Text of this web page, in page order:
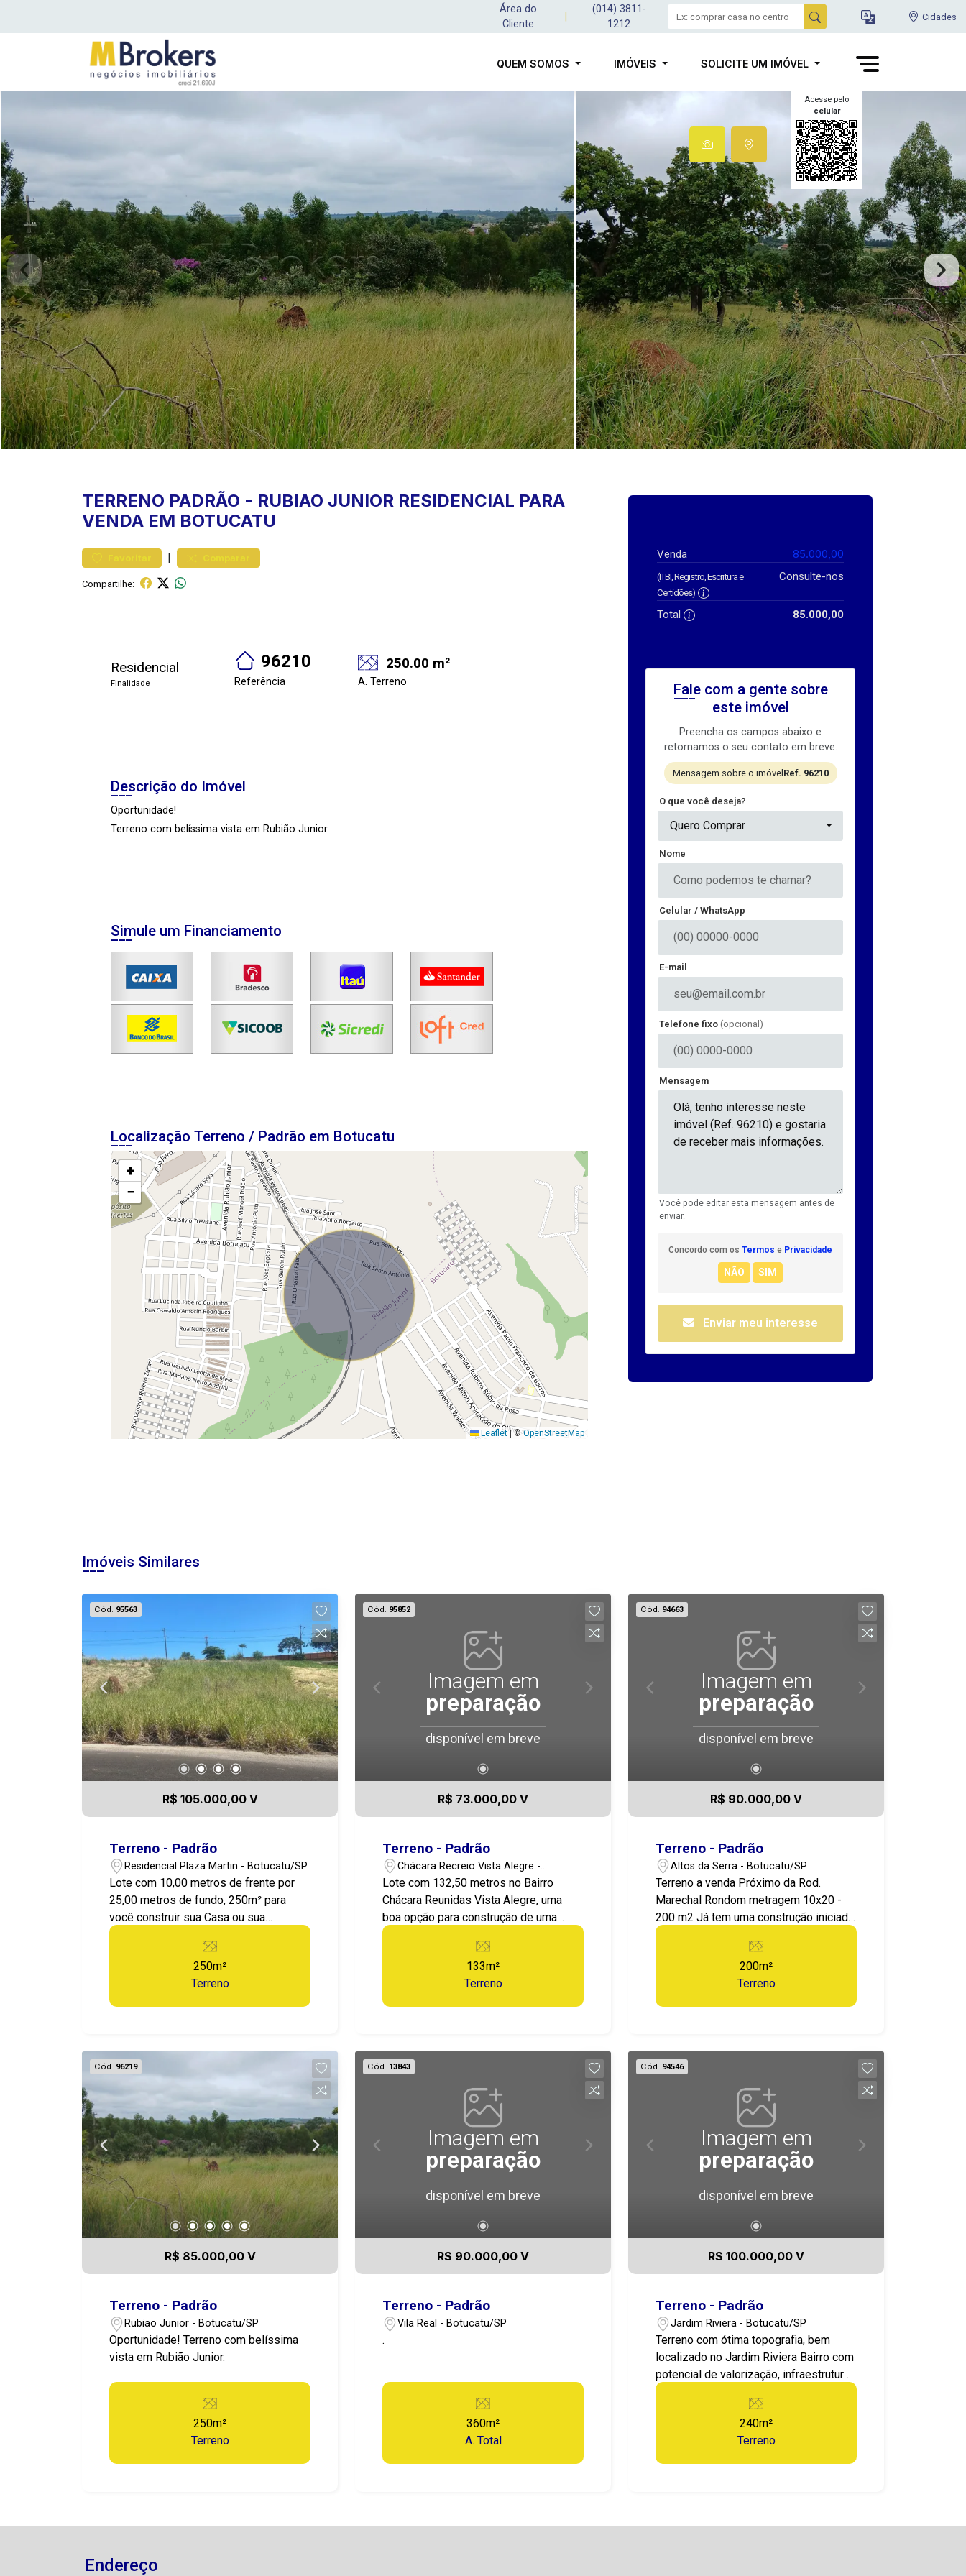
Área do
Cliente
(014) 3811-
1212
Cidades
QUEM SOMOS IMÓVEIS SOLICITE UM IMÓVEL
Acesse pelo
celular
TERRENO PADRÃO - RUBIAO JUNIOR RESIDENCIAL PARA
VENDA EM BOTUCATU
Favoritar | Comparar
Compartilhe:
Residencial
Finalidade
96210
Referência
250.00 m²
A. Terreno
Descrição do Imóvel
Oportunidade!
Terreno com belíssima vista em Rubião Junior.
Simule um Financiamento
Localização Terreno / Padrão em Botucatu
+
−
Leaflet |©OpenStreetMap
Venda 85.000,00
(ITBI, Registro, Escritura e
Certidões)
Consulte-nos
Total 85.000,00
Fale com a gente sobre
este imóvel
Preencha os campos abaixo e
retornamos o seu contato em breve.
Mensagem sobre o imóvel Ref. 96210
O que você deseja?
Quero Comprar
Nome
Celular / WhatsApp
E-mail
Telefone fixo (opcional)
Mensagem
Você pode editar esta mensagem antes de
enviar.
Concordo com os Termos e Privacidade
Enviar meu interesse
Imóveis Similares
Cód. 95563
R$ 105.000,00 V
Terreno - Padrão
Residencial Plaza Martin - Botucatu/SP
Lote com 10,00 metros de frente por
25,00 metros de fundo, 250m² para
você construir sua Casa ou sua
Empresa, fica no Plaza Martin, próximo
da Avenida principal do Plaza Martin, a
pouco metros da Avenida Dante
valorização, Bairro em pleno
250m²
Terreno
Cód. 95852
Imagem em
preparação
disponível em breve
R$ 73.000,00 V
Terreno - Padrão
Chácara Recreio Vista Alegre -
Botucatu/SP
Lote com 132,50 metros no Bairro
Chácara Reunidas Vista Alegre, uma
boa opção para construção de uma
casa para você morar ou para revender,
também uma opção de investimento.
133m²
Terreno
Cód. 94663
Imagem em
preparação
disponível em breve
R$ 90.000,00 V
Terreno - Padrão
Altos da Serra - Botucatu/SP
Terreno a venda Próximo da Rod.
Marechal Rondom metragem 10x20 -
200 m2 Já tem uma construção iniciada.
Documentação em ordem. Agende uma
visita agora mesmo e saiba como a
nossa equipe pode atender suas
necessidades no mercado imobiliário.
200m²
Terreno
Cód. 96219
R$ 85.000,00 V
Terreno - Padrão
Rubiao Junior - Botucatu/SP
Oportunidade! Terreno com belíssima
vista em Rubião Junior.
250m²
Terreno
Cód. 13843
Imagem em
preparação
disponível em breve
R$ 90.000,00 V
Terreno - Padrão
Vila Real - Botucatu/SP
.
360m²
A. Total
Cód. 94546
Imagem em
preparação
disponível em breve
R$ 100.000,00 V
Terreno - Padrão
Jardim Riviera - Botucatu/SP
Terreno com ótima topografia, bem
localizado no Jardim Riviera Bairro com
potencial de valorização, infraestrutura
em avanço, agende já sua visita e faça
sua melhor proposta e tenha uma
valorização em seu patrimônio.
240m²
Terreno
Endereço